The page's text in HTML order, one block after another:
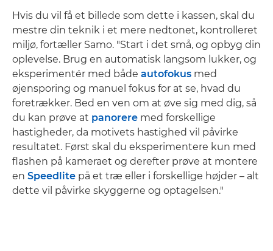
Hvis du vil få et billede som dette i kassen, skal du
mestre din teknik i et mere nedtonet, kontrolleret
miljø, fortæller Samo. "Start i det små, og opbyg din
oplevelse. Brug en automatisk langsom lukker, og
eksperimentér med både autofokus med
øjensporing og manuel fokus for at se, hvad du
foretrækker. Bed en ven om at øve sig med dig, så
du kan prøve at panorere med forskellige
hastigheder, da motivets hastighed vil påvirke
resultatet. Først skal du eksperimentere kun med
flashen på kameraet og derefter prøve at montere
en Speedlite på et træ eller i forskellige højder – alt
dette vil påvirke skyggerne og optagelsen."